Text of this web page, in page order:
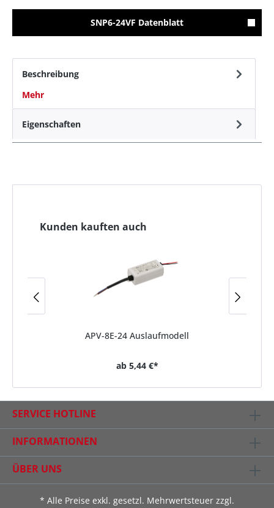
SNP6-24VF Datenblatt
Beschreibung
Mehr
Eigenschaften
Kunden kauften auch
APV-8E-24 Auslaufmodell
ab 5,44 €*
SERVICE HOTLINE
INFORMATIONEN
ÜBER UNS
* Alle Preise exkl. gesetzl. Mehrwertsteuer zzgl.